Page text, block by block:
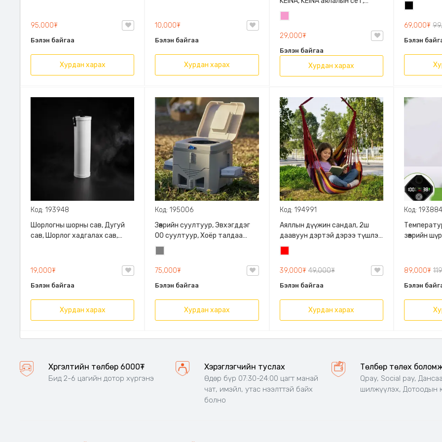
шүршүүрээ ашиглаж болно,
95,000₮
Бэлэн байгаа
Хурдан харах
авсаархан, элэгдэлд
10,000₮
Бэлэн байгаа
Хурдан харах
250мл, Эрүүл, 3ш аялалын сет
29,000₮
Бэлэн байгаа
Хурдан харах
хэмжээтэй
69,000₮
Бэлэн
Код: 193948
Шорлогны шорны сав, Дугуй
сав, Шорлог хадгалах сав,
19,000₮
Бэлэн байгаа
Хурдан харах
Код: 195006
Зөөврийн суултуур, Эвхэгддэг
00 суултуур, Хоёр талдаа
тавиуртай, 150 кг даацтай
75,000₮
Бэлэн байгаа
Хурдан харах
Код: 194991
Аяллын дүүжин сандал, 2ш
даавуун дэртэй дэрээ түшлэг
болгон ашиглах, бат бөх
материалтай дүүжин ор.
Өлгүүртэй дүүжин сандал
39,000₮ 49,000₮
Бэлэн байгаа
Хурдан харах
Код: 193884
зөөврийн
насостой,
зөөврийн
усгүй үед
төхөөрөмж
89,000₮
Бэлэн
Хүргэлтийн төлбөр 6000₮
Бид 2-6 цагийн дотор хүргэнэ
Хэрэглэгчийн туслах
Өдөр бүр 07:30-24:00 цагт манай
чат, имэйл, утас нээлттэй байх
болно
Төлбөр төлөх
Qpay, Social pay,
шилжүүлэх, Дотоодын